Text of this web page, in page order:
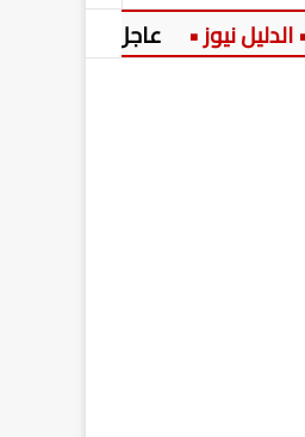
عاجل: 5 عادات خاطئة بعد الأكل قد تزعج جهازك الهضمي.. تعرف على التصرفات الأفضل